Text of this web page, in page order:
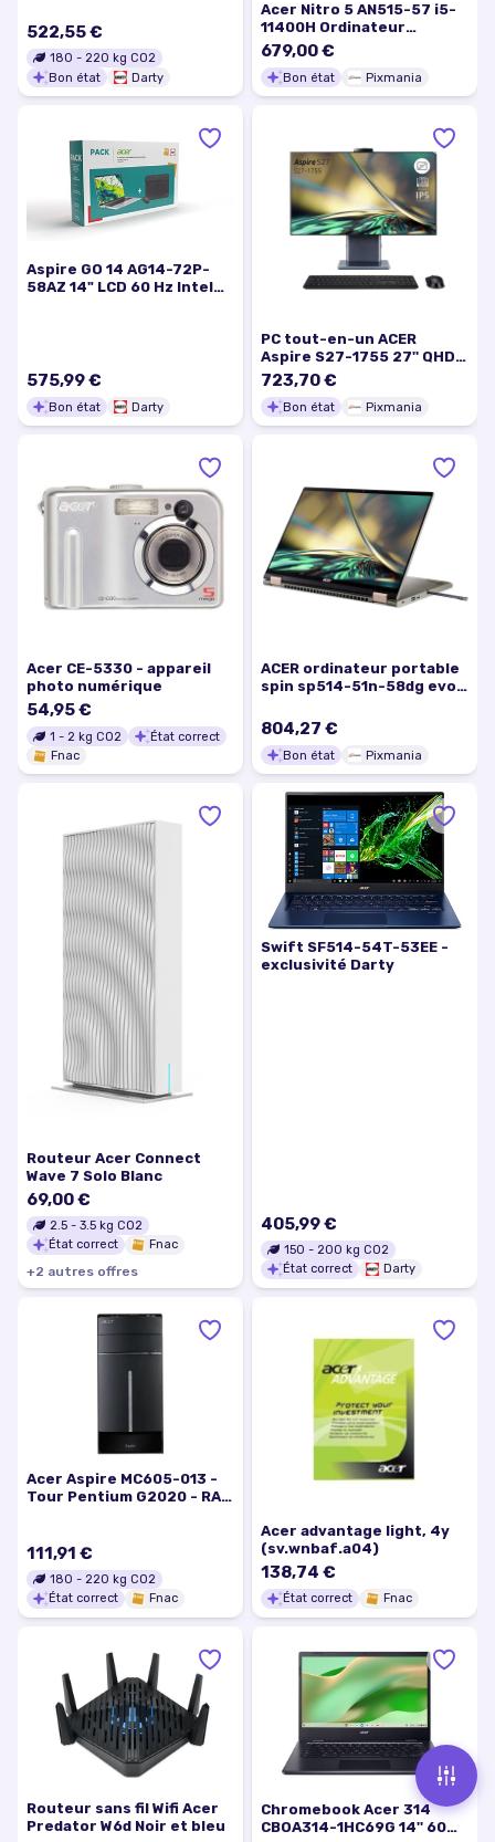
Iris Xe - 8 Go RAM - 128 Go
SSD
522,55 €
180 - 220 kg CO2
Bon état
Darty
Acer Nitro 5 AN515-57 i5-
11400H Ordinateur
portable 39,6 cm (15.6 )
Full HD Intel® Core™ i5 16
Go DDR4-SDRAM 512 Go
SSD NVIDIA GeForce RTX
Windows 11 Home Noir -
Bon état
679,00 €
Bon état Pixmania
Aspire GO 14 AG14-72P-
58AZ 14" LCD 60 Hz Intel
575,99 €
Bon état Darty
PC tout-en-un ACER
Aspire S27-1755 27'' QHD
IPS Intel Core i5-1240P
RAM 16 Go 512 Go SSD
Windows 11 AZERTY - Bon
état
723,70 €
Bon état Pixmania
Acer CE-5330 - appareil
photo numérique
54,95 €
1 - 2 kg CO2
État correct
Fnac
ACER ordinateur portable
spin sp514-51n-58dg evo -
804,27 €
Bon état Pixmania
Routeur Acer Connect
Wave 7 Solo Blanc
69,00 €
2.5 - 3.5 kg CO2
État correct
Fnac
+2 autres offres
Swift SF514-54T-53EE -
exclusivité Darty
405,99 €
150 - 200 kg CO2
État correct
Darty
Acer Aspire MC605-013 -
Tour Pentium G2020 - RAM
Gigabit Ethernet - Win 8
64-bit - moniteur : aucun
111,91 €
180 - 220 kg CO2
État correct
Fnac
Acer advantage light, 4y
(sv.wnbaf.a04)
138,74 €
État correct Fnac
Routeur sans fil Wifi Acer
Predator W6d Noir et bleu
Chromebook Acer 314
CBOA314-1HC69G 14'' 60